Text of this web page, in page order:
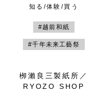
知る/体験/買う
#越前和紙
#千年未来工藝祭
栁瀨良三製紙所／
RYOZO SHOP